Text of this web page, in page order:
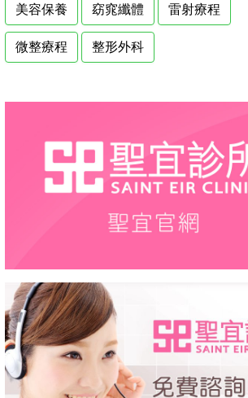
美容保養 窈窕纖體 雷射療程
微整療程 整形外科